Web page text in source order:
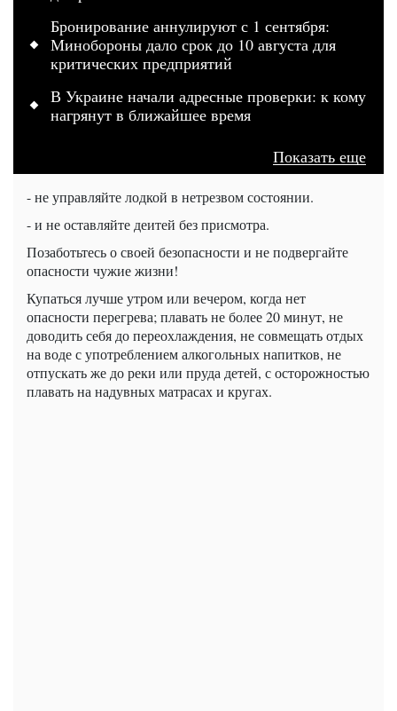
Бронирование аннулируют с 1 сентября:
Минобороны дало срок до 10 августа для
критических предприятий
В Украине начали адресные проверки: к кому
нагрянут в ближайшее время
Показать еще
- не управляйте лодкой в нетрезвом состоянии.
- и не оставляйте деитей без присмотра.
Позаботьтесь о своей безопасности и не подвергайте
опасности чужие жизни!
Купаться лучше утром или вечером, когда нет
опасности перегрева; плавать не более 20 минут, не
доводить себя до переохлаждения, не совмещать отдых
на воде с употреблением алкогольных напитков, не
отпускать же до реки или пруда детей, с осторожностью
плавать на надувных матрасах и кругах.